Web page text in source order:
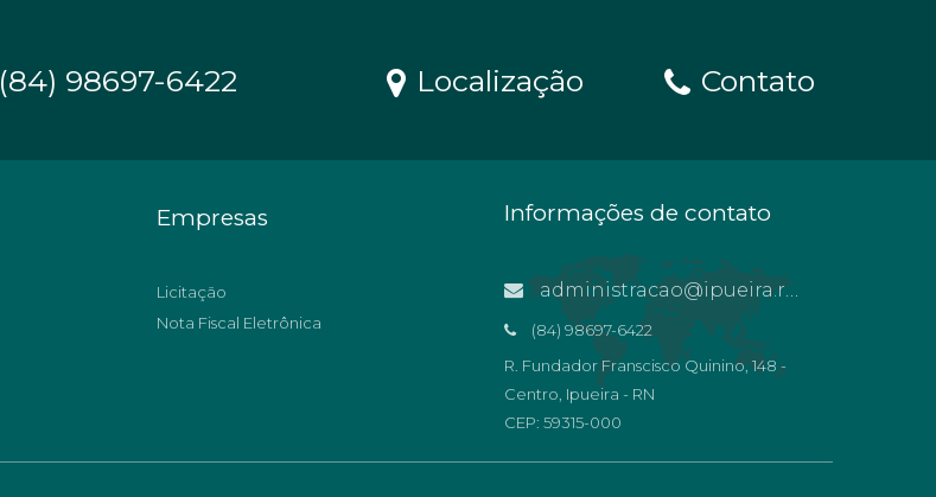
(84) 98697-6422 Localização Contato
Empresas
Licitação
Nota Fiscal Eletrônica
Informações de contato
administracao@ipueira.rn.gov.br
(84) 98697-6422
R. Fundador Franscisco Quinino, 148 -
Centro, Ipueira - RN
CEP: 59315-000